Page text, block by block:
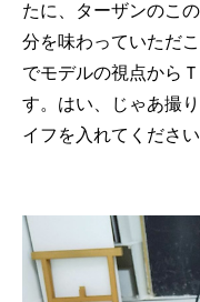
たに、ターザンのこ
分を味わっていただ
でモデルの視点から
す。はい、じゃあ撮
イフを入れてください